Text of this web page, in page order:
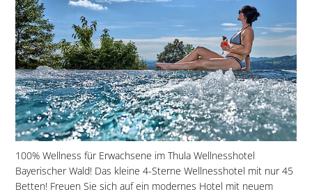
100% Wellness für Erwachsene im Thula Wellnesshotel
Bayerischer Wald! Das kleine 4-Sterne Wellnesshotel mit nur 45
Betten! Freuen Sie sich auf ein modernes Hotel mit neuem